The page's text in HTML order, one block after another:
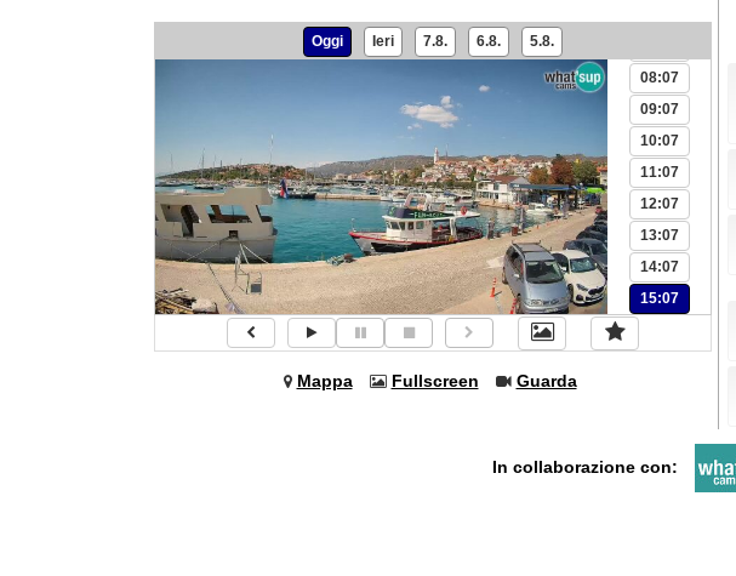
Oggi Ieri 7.8. 6.8. 5.8.
08:07
09:07
10:07
11:07
12:07
13:07
14:07
15:07
Mappa Fullscreen Guarda
In collaborazione con: